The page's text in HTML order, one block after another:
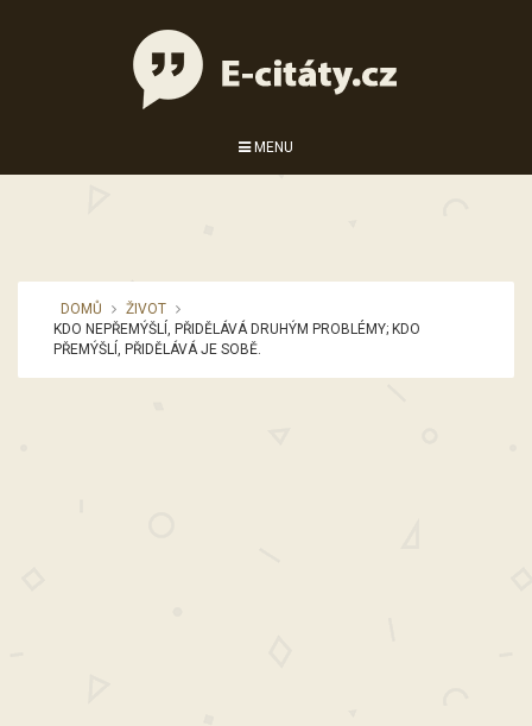
MENU
DOMŮ
ŽIVOT
KDO NEPŘEMÝŠLÍ, PŘIDĚLÁVÁ DRUHÝM PROBLÉMY; KDO
PŘEMÝŠLÍ, PŘIDĚLÁVÁ JE SOBĚ.